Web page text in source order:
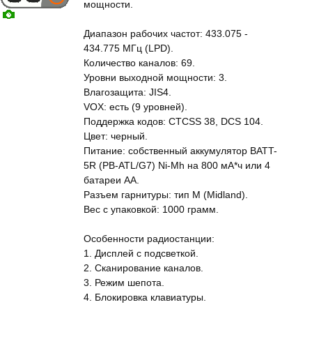
мощности.
Диапазон рабочих частот: 433.075 -
434.775 МГц (LPD).
Количество каналов: 69.
Уровни выходной мощности: 3.
Влагозащита: JIS4.
VOX: есть (9 уровней).
Поддержка кодов: CTCSS 38, DCS 104.
Цвет: черный.
Питание: собственный аккумулятор BATT-
5R (PB-ATL/G7) Ni-Mh на 800 мА*ч или 4
батареи АА.
Разъем гарнитуры: тип M (Midland).
Вес с упаковкой: 1000 грамм.
Особенности радиостанции:
1. Дисплей с подсветкой.
2. Сканирование каналов.
3. Режим шепота.
4. Блокировка клавиатуры.